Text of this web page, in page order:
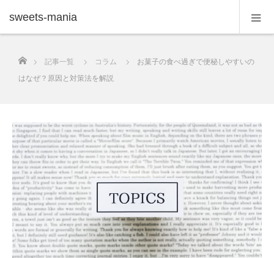
sweets-mania
ホーム
記事一覧 コラム
お菓子の食べ過ぎで便秘しやすいの
はなぜ？原因と対策法を解説